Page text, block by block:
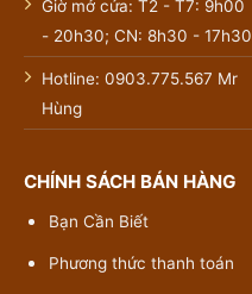
Giờ mở cửa: T2 - T7: 9h00
- 20h30; CN: 8h30 - 17h30
Hotline: 0903.775.567 Mr
Hùng
CHÍNH SÁCH BÁN HÀNG
Bạn Cần Biết
Phương thức thanh toán